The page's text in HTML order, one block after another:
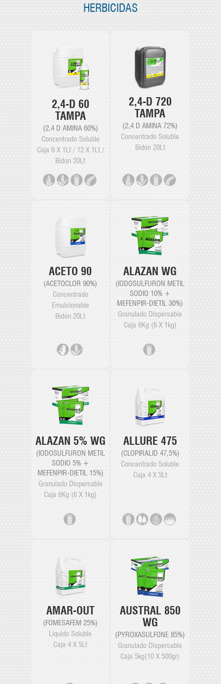
HERBICIDAS
2,4-D 60
TAMPA
(2,4 D AMINA 60%)
Concentrado Soluble
Caja 6 X 1Lt / 12 X 1Lt /
Bidon 20Lt
2,4-D 720
TAMPA
(2,4 D AMINA 72%)
Concentrado Soluble
Bidón 20Lt
ACETO 90
(ACETOCLOR 90%)
Concentrado
Emulsionable
Bidón 20Lt
ALAZAN WG
(IODOSULFURON METIL
SODIO 10% +
MEFENPIR-DIETIL 30%)
Granulado Dispersable
Caja 6Kg (6 X 1kg)
ALAZAN 5% WG
(IODOSULFURON METIL
SODIO 5% +
MEFENPIR-DIETIL 15%)
Granulado Dispersable
Caja 6Kg (6 X 1kg)
ALLURE 475
(CLOPIRALID 47,5%)
Concentrado Soluble
Caja 4 X 5Lt
AMAR-OUT
(FOMESAFEM 25%)
Líquido Soluble
Caja 4 X 5Lt
AUSTRAL 850
WG
(PYROXASULFONE 85%)
Granulado Dispersable
Caja 5kg(10 X 500gr)